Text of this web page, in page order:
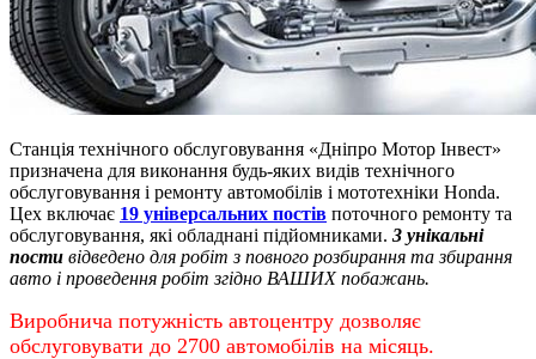
Станція технічного обслуговування «Дніпро Мотор Інвест»
призначена для виконання будь-яких видів технічного
обслуговування і ремонту автомобілів і мототехніки Honda.
Цех включає 19 універсальних постів поточного ремонту та
обслуговування, які обладнані підйомниками. 3 унікальні
пости відведено для робіт з повного розбирання та збирання
авто і проведення робіт згідно ВАШИХ побажань.
Виробнича потужність автоцентру дозволяє
обслуговувати до 2700 автомобілів на місяць.